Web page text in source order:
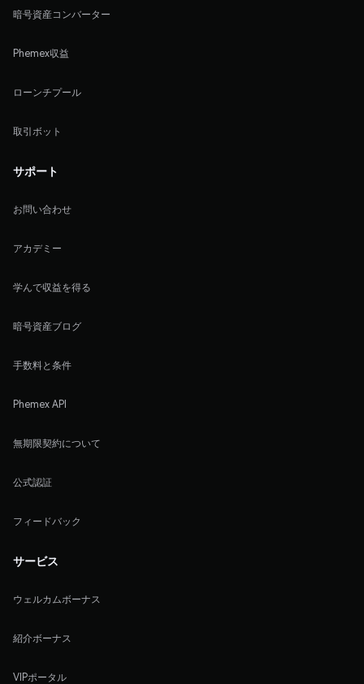
暗号資産コンバーター
Phemex収益
ローンチプール
取引ボット
サポート
お問い合わせ
アカデミー
学んで収益を得る
暗号資産ブログ
手数料と条件
Phemex API
無期限契約について
公式認証
フィードバック
サービス
ウェルカムボーナス
紹介ボーナス
VIPポータル